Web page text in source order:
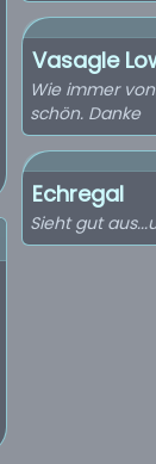
Vasagle
Wie immer
schön. Danke
Echregal
Sieht gut